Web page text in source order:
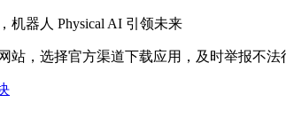
器人 Physical AI 引领未来
，选择官方渠道下载应用，及时举报不法